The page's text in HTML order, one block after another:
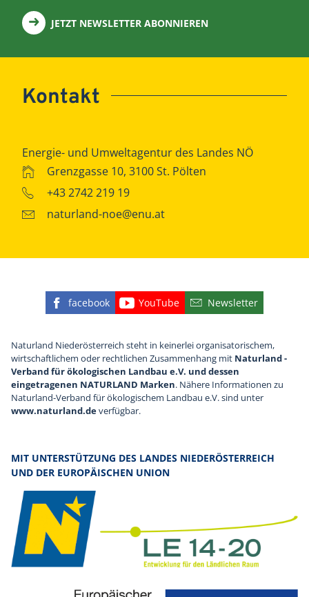
JETZT NEWSLETTER ABONNIEREN
Kontakt
Energie- und Umweltagentur des Landes NÖ
Grenzgasse 10, 3100 St. Pölten
+43 2742 219 19
naturland-noe@enu.at
Finden Sie die eNu auf Facebook
facebook Besuchen Sie den
YouTube Abonnieren Sie
Newsletter
Naturland Niederösterreich steht in keinerlei organisatorischem,
wirtschaftlichem oder rechtlichen Zusammenhang mit Naturland -
Verband für ökologischen Landbau e.V. und dessen
eingetragenen NATURLAND Marken. Nähere Informationen zu
Naturland-Verband für ökologischem Landbau e.V. sind unter
www.naturland.deverfügbar.
MIT UNTERSTÜTZUNG DES LANDES NIEDERÖSTERREICH
UND DER EUROPÄISCHEN UNION